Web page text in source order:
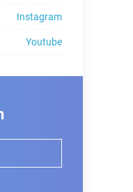
Instagram
Youtube